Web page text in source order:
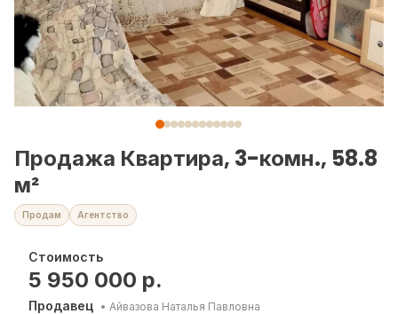
Продажа Квартира, 3-комн., 58.8
м²
Продам Агентство
Стоимость
5 950 000 р.
Продавец • Айвазова Наталья Павловна